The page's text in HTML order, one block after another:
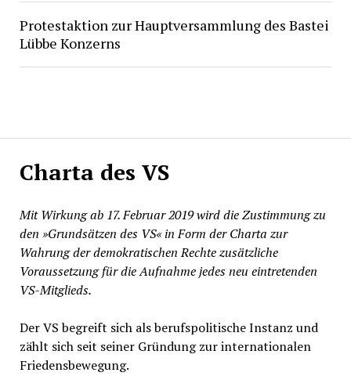
Charta des VS
Mit Wirkung ab 17. Februar 2019 wird die Zustimmung zu
den »Grundsätzen des VS« in Form der Charta zur
Wahrung der demokratischen Rechte zusätzliche
Voraussetzung für die Aufnahme jedes neu eintretenden
VS-Mitglieds.
Der VS begreift sich als berufspolitische Instanz und
zählt sich seit seiner Gründung zur internationalen
Friedensbewegung.
Protestaktion zur Hauptversammlung des Bastei
Lübbe Konzerns